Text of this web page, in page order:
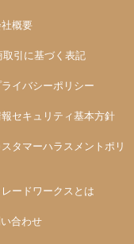
概要
取引に基づく表記
ライバシーポリシー
セキュリティ基本方針
スタマーハラスメントポリ
レードワークスとは
合わせ